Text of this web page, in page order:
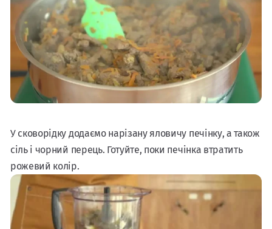
У сковорідку додаємо нарізану яловичу печінку, а також
сіль і чорний перець. Готуйте, поки печінка втратить
рожевий колір.